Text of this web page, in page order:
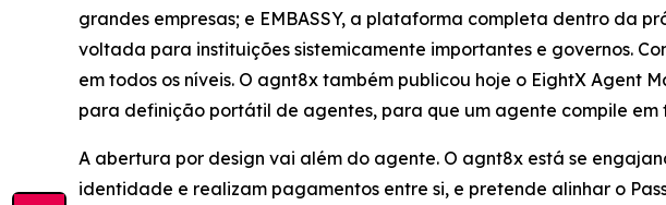
grandes empresas; e EMBASSY, a plataforma completa dentro da
voltada para instituições sistemicamente importantes e governos.
em todos os níveis. O agnt8x também publicou hoje o EightX Agent
para definição portátil de agentes, para que um agente compile em
A abertura por design vai além do agente. O agnt8x está se
identidade e realizam pagamentos entre si, e pretende alinhar o